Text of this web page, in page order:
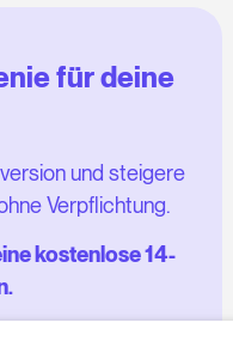
für deine
und steigere
Verpflichtung.
kostenlose 14-